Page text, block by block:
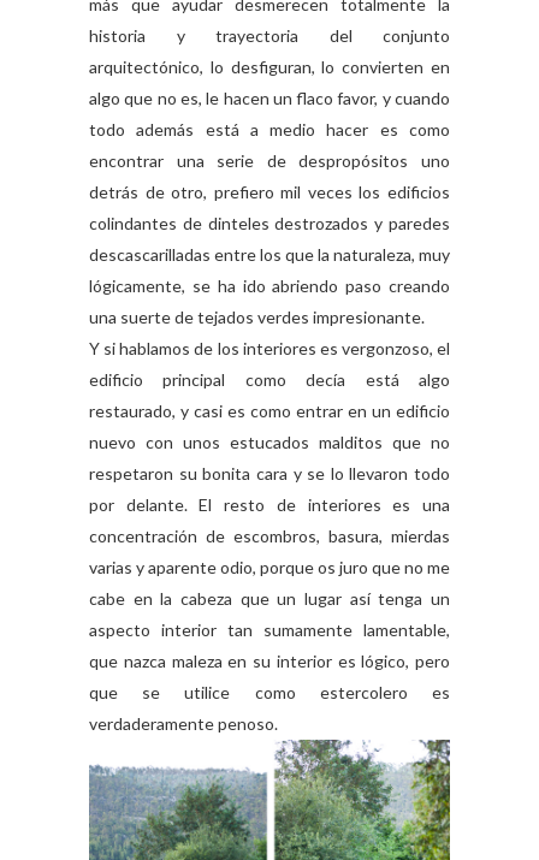
más que ayudar desmerecen totalmente la
historia y trayectoria del conjunto
arquitectónico, lo desfiguran, lo convierten en
algo que no es, le hacen un flaco favor, y cuando
todo además está a medio hacer es como
encontrar una serie de despropósitos uno
detrás de otro, prefiero mil veces los edificios
colindantes de dinteles destrozados y paredes
descascarilladas entre los que la naturaleza, muy
lógicamente, se ha ido abriendo paso creando
una suerte de tejados verdes impresionante.
Y si hablamos de los interiores es vergonzoso, el
edificio principal como decía está algo
restaurado, y casi es como entrar en un edificio
nuevo con unos estucados malditos que no
respetaron su bonita cara y se lo llevaron todo
por delante. El resto de interiores es una
concentración de escombros, basura, mierdas
varias y aparente odio, porque os juro que no me
cabe en la cabeza que un lugar así tenga un
aspecto interior tan sumamente lamentable,
que nazca maleza en su interior es lógico, pero
que se utilice como estercolero es
verdaderamente penoso.